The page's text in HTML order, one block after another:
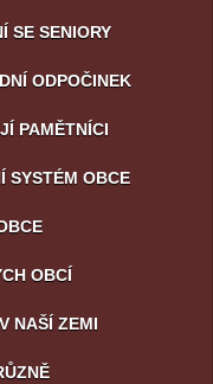
SE SENIORY
ODPOČINEK
PAMĚTNÍCI
SYSTÉM OBCE
OBCÍ
NAŠÍ ZEMI